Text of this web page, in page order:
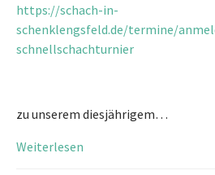
https://schach-in-
schenklengsfeld.de/termine/
schnellschachturnier
zu unserem diesjährigem…
Weiterlesen